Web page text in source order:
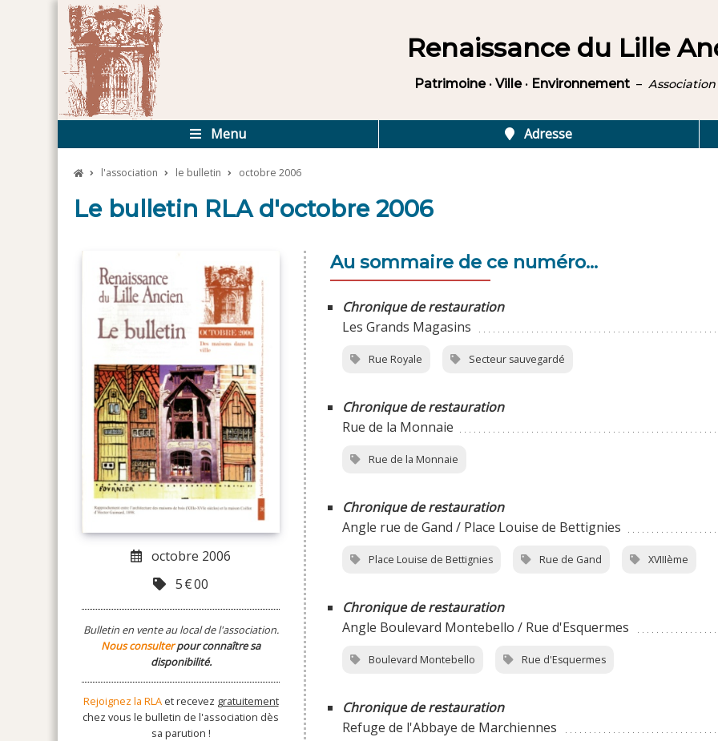
Renaissance du Lille
Patrimoine · Ville · Environnement – Association
Menu Adresse
l'association le bulletin octobre 2006
Le bulletin RLA d'octobre 2006
octobre 2006
5€00
Bulletin en vente au local de l'association.
Nous consulterpour connaître sa
disponibilité.
Rejoignez la RLAet recevez gratuitement
chez vous le bulletin de l'association dès
sa parution !
Au sommaire de ce numéro...
Chronique de restauration
Les Grands Magasins
Rue Royale Secteur sauvegardé
Chronique de restauration
Rue de la Monnaie
Rue de la Monnaie
Chronique de restauration
Angle rue de Gand / Place Louise de Bettignies
Place Louise de Bettignies Rue de Gand XVIIIème
Chronique de restauration
Angle Boulevard Montebello / Rue d'Esquermes
Boulevard Montebello Rue d'Esquermes
Chronique de restauration
Refuge de l'Abbaye de Marchiennes